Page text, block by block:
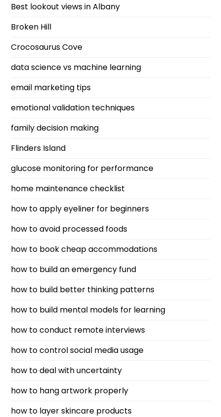
Best lookout views in Albany
Broken Hill
Crocosaurus Cove
data science vs machine learning
email marketing tips
emotional validation techniques
family decision making
Flinders Island
glucose monitoring for performance
home maintenance checklist
how to apply eyeliner for beginners
how to avoid processed foods
how to book cheap accommodations
how to build an emergency fund
how to build better thinking patterns
how to build mental models for learning
how to conduct remote interviews
how to control social media usage
how to deal with uncertainty
how to hang artwork properly
how to layer skincare products